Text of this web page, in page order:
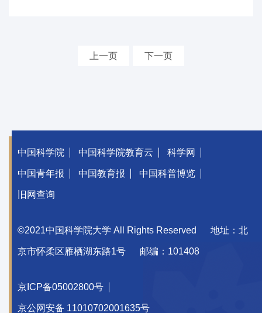
上一页 下一页
中国科学院 中国科学院教育云 科学网
中国青年报 中国教育报 中国科普博览
旧网查询
©2021中国科学院大学 All Rights Reserved 地址：北
京市怀柔区雁栖湖东路1号 邮编：101408
京ICP备05002800号
京公网安备 11010702001635号